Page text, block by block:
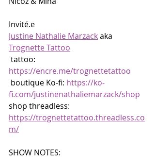
Invité.e
Justine Nathalie Marzack aka
Trognette Tattoo
tattoo:
https://encre.me/trognettetattoo
boutique Ko-fi: https://ko-
fi.com/justinenathaliemarzack/shop
shop threadless:
https://trognettetattoo.threadless.co
m/
SHOW NOTES: